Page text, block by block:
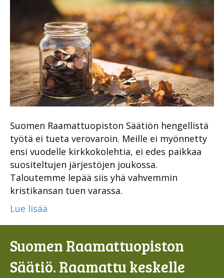
Suomen Raamattuopiston Säätiön hengellistä
työtä ei tueta verovaroin. Meille ei myönnetty
ensi vuodelle kirkkokolehtia, ei edes paikkaa
suositeltujen järjestöjen joukossa.
Taloutemme lepää siis yhä vahvemmin
kristikansan tuen varassa.
Lue lisää
Suomen Raamattuopiston
Säätiö. Raamattu keskelle